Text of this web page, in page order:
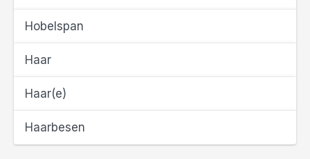
Hobelspan
Haar
Haar(e)
Haarbesen